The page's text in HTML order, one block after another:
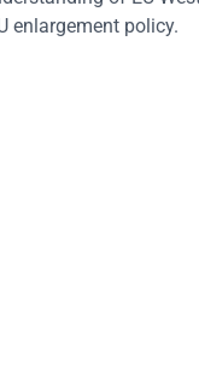
enlargement policy.